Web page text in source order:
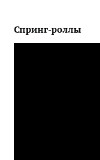
Спринг-роллы